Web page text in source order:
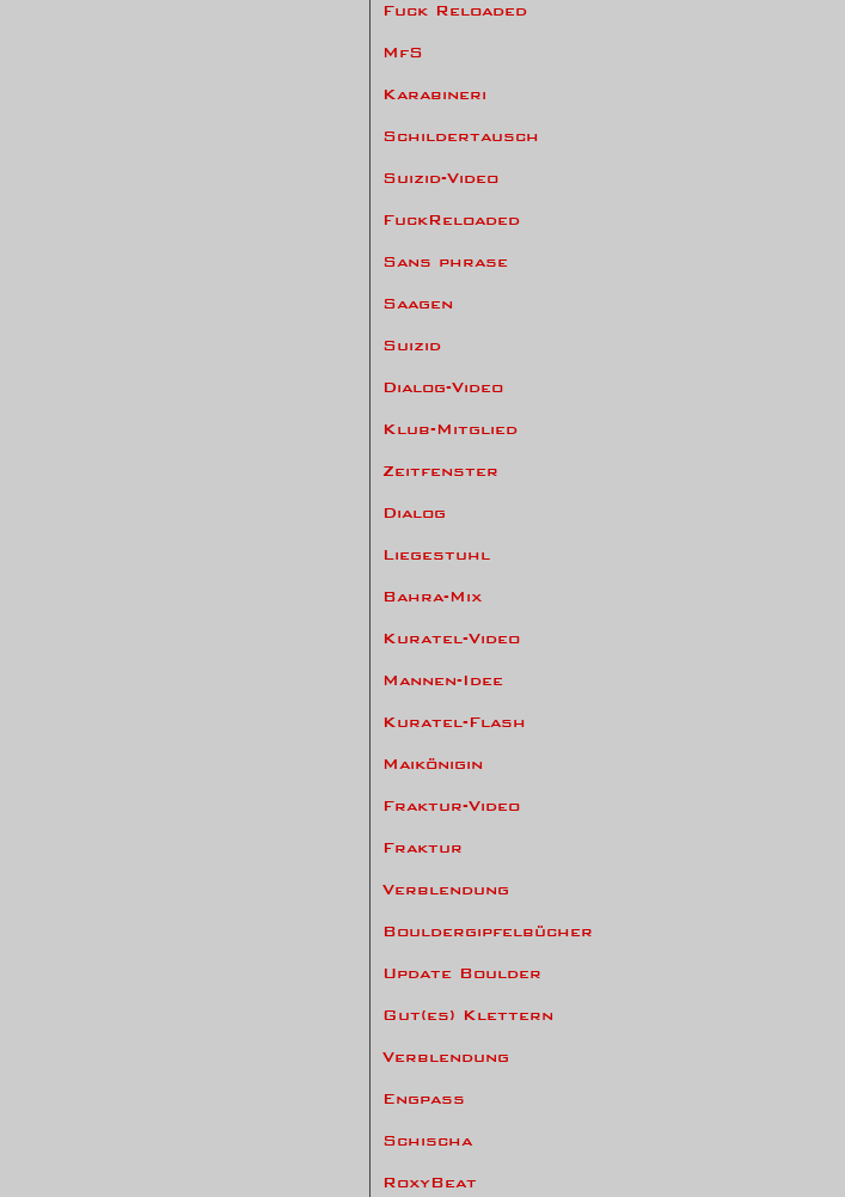
Fuck Reloaded
MfS
Karabineri
Schildertausch
Suizid-Video
FuckReloaded
Sans phrase
Saagen
Suizid
Dialog-Video
Klub-Mitglied
Zeitfenster
Dialog
Liegestuhl
Bahra-Mix
Kuratel-Video
Mannen-Idee
Kuratel-Flash
Maikönigin
Fraktur-Video
Fraktur
Verblendung
Bouldergipfelbücher
Update Boulder
Gut(es) Klettern
Verblendung
Engpass
Schischa
RoxyBeat